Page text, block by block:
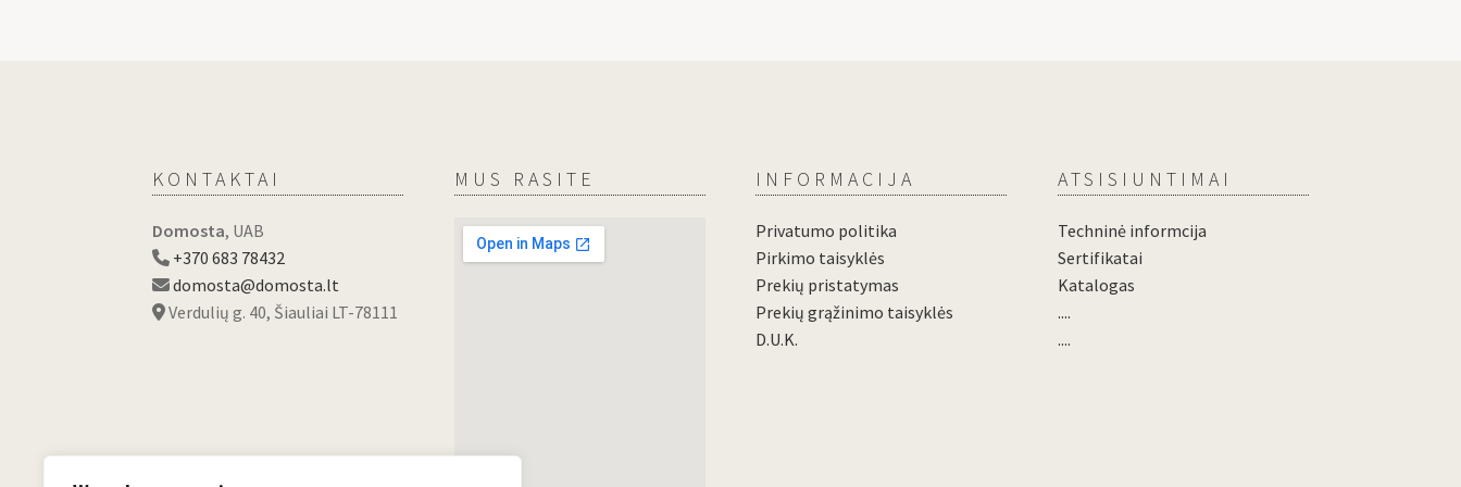
KONTAKTAI
Domosta, UAB
+370 683 78432
domosta@domosta.lt
Verdulių g. 40, Šiauliai LT-78111
MUS RASITE INFORMACIJA
Privatumo politika
Pirkimo taisyklės
Prekių pristatymas
Prekių grąžinimo taisyklės
D.U.K.
ATSISIUNTIMAI
Techninė informcija
Sertifikatai
Katalogas
....
....